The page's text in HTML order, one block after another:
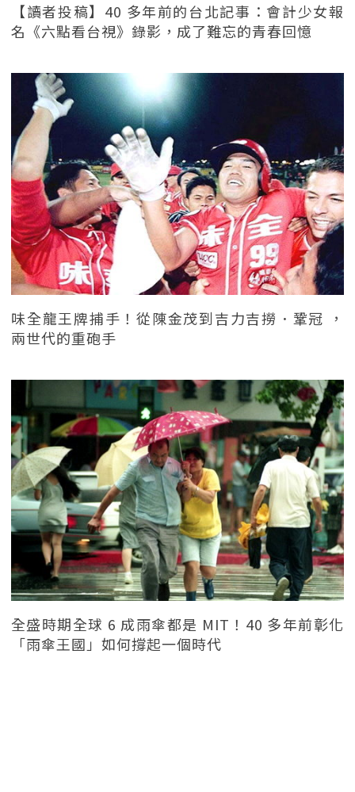
【讀者投稿】40 多年前的台北記事：會計少女報
名《六點看台視》錄影，成了難忘的青春回憶
味全龍王牌捕手！從陳金茂到吉力吉撈．鞏冠 ，
兩世代的重砲手
全盛時期全球 6 成雨傘都是 MIT！40 多年前彰化
「雨傘王國」如何撐起一個時代